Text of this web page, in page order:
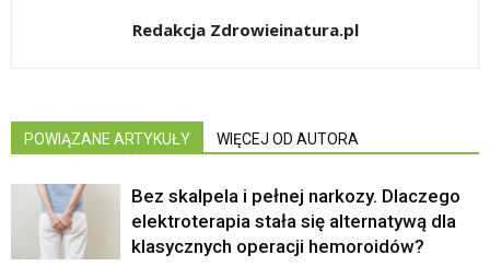
Redakcja Zdrowieinatura.pl
POWIĄZANE ARTYKUŁY WIĘCEJ OD AUTORA
Bez skalpela i pełnej narkozy. Dlaczego
elektroterapia stała się alternatywą dla
klasycznych operacji hemoroidów?